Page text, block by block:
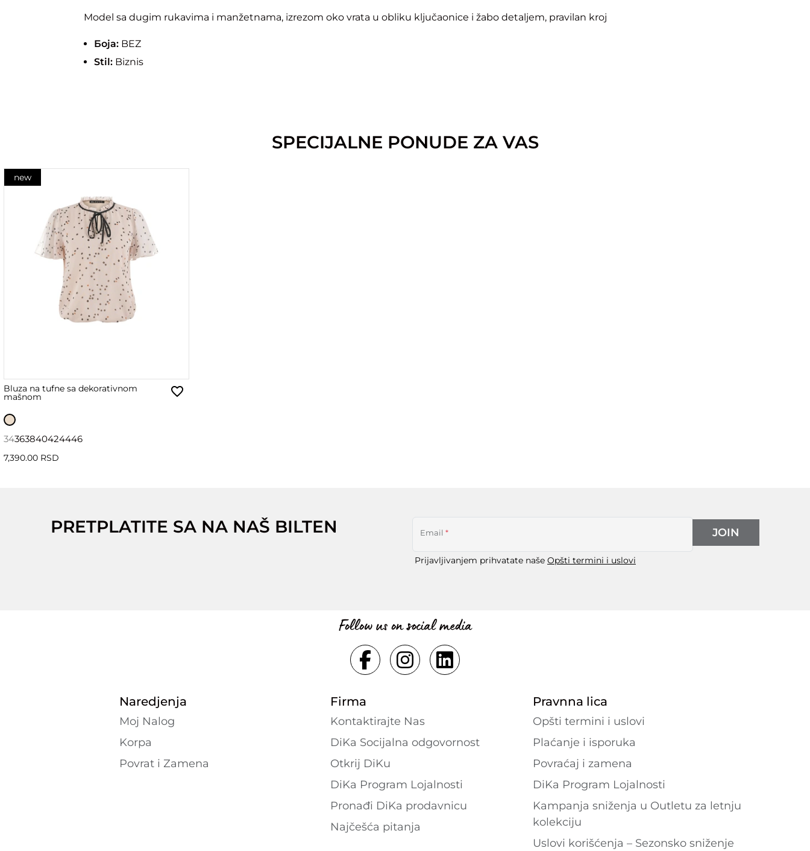
Model sa dugim rukavima i manžetnama, izrezom oko vrata u obliku ključaonice i žabo detaljem, pravilan kroj
Боја: BEZ
Stil: Biznis
SPECIJALNE PONUDE ZA VAS
new
Bluza na tufne sa dekorativnom
mašnom
34363840424446
7,390.00 RSD
PRETPLATITE SA NA NAŠ BILTEN Email *
Prijavljivanjem prihvatate naše Opšti termini i uslovi
JOIN
Follow us on social media
Naredjenja
Moj Nalog
Korpa
Povrat i Zamena
Firma
Kontaktirajte Nas
DiKa Socijalna odgovornost
Otkrij DiKu
DiKa Program Lojalnosti
Pronađi DiKa prodavnicu
Najčešća pitanja
Pravnna lica
Opšti termini i uslovi
Plaćanje i isporuka
Povraćaj i zamena
DiKa Program Lojalnosti
Kampanja sniženja u Outletu za letnju
kolekciju
Uslovi korišćenja – Sezonsko sniženje